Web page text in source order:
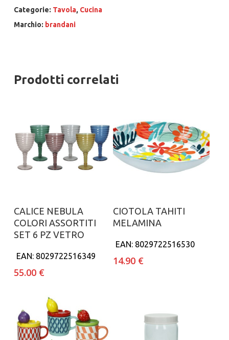
Categorie: Tavola, Cucina
Marchio: brandani
Prodotti correlati
Aggiungi al carrello
CALICE NEBULA
COLORI ASSORTITI
SET 6 PZ VETRO
EAN: 8029722516349
55.00 €
Aggiungi al carrello
CIOTOLA TAHITI
MELAMINA
EAN: 8029722516530
14.90 €